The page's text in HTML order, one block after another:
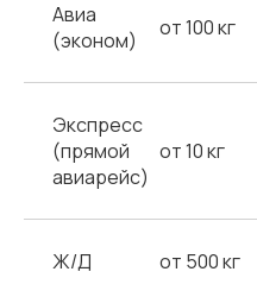
Авиа
(эконом)
от 100 кг
Экспресс
(прямой
авиарейс)
от 10 кг
Ж/Д от 500 кг